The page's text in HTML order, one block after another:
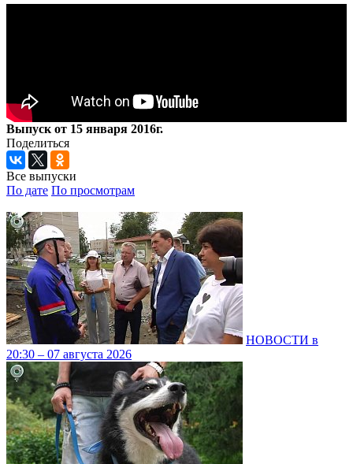
Выпуск от 15 января 2016г.
Поделиться
Все выпуски
По дате По просмотрам
НОВОСТИ в
20:30 – 07 августа 2026